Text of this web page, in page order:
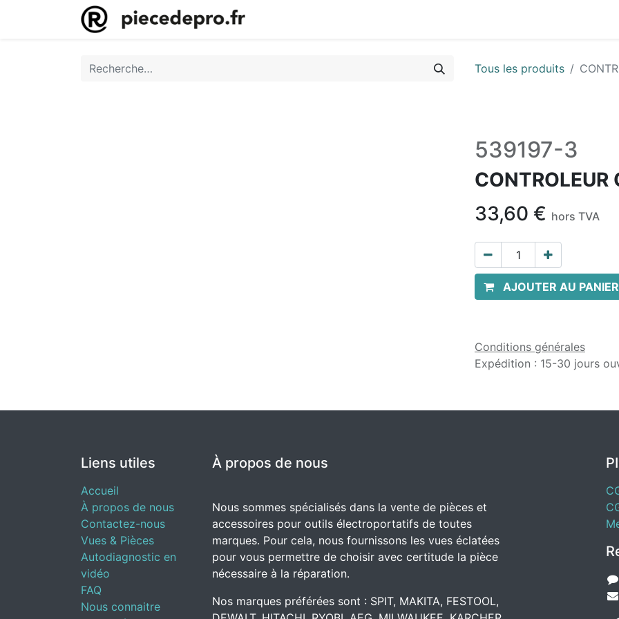
Tous les produits
539197-3
CONTROLEUR
33,60 € hors TVA
AJOUTER AU PANIER
Conditions générales
Expédition : 15-30 jours
Liens utiles
Accueil
À propos de nous
Contactez-nous
Vues & Pièces
Autodiagnostic en
vidéo
FAQ
Nous connaitre
À propos de nous
Nous sommes spécialisés dans la vente de pièces et
accessoires pour outils électroportatifs de toutes
marques. Pour cela, nous fournissons les vues éclatées
pour vous permettre de choisir avec certitude la pièce
nécessaire à la réparation.
Nos marques préférées sont : SPIT, MAKITA, FESTOOL,